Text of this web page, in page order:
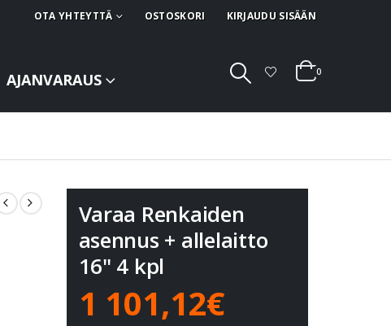
OTA YHTEYTTÄ OSTOSKORI KIRJAUDU SISÄÄN
AJANVARAUS 0
Varaa Renkaiden
asennus + allelaitto
16" 4 kpl
1 101,12€